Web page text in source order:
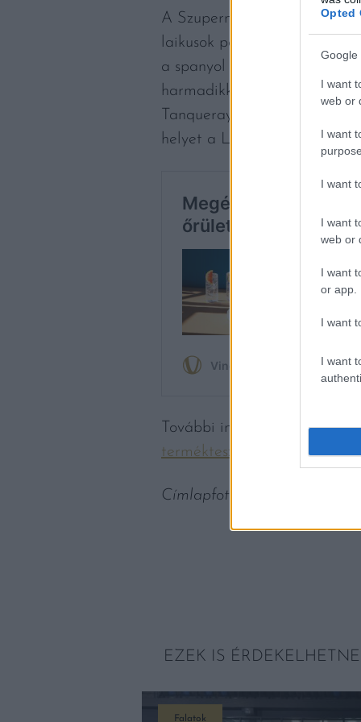
Opted
Google
I want
web or
I want
I want
I want
web or
I want
or app.
I want
I want
A Szupermenta
laikusok pontozták a
a spanyol Larios 12
harmadikként a Steam-
Tanqueray London Dry
helyet a London Hill
További információk,
termékteszt oldal
Címlapfotó: Jez Timms /
EZEK IS
Falatok